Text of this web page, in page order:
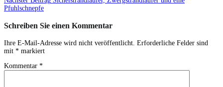
Pfuhlschnepfe
Schreiben Sie einen Kommentar
Ihre E-Mail-Adresse wird nicht veröffentlicht. Erforderliche Felder sind
mit * markiert
Kommentar *